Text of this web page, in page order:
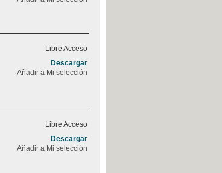
Libre Acceso
Descargar
Añadir a Mi selección
Libre Acceso
Descargar
Añadir a Mi selección